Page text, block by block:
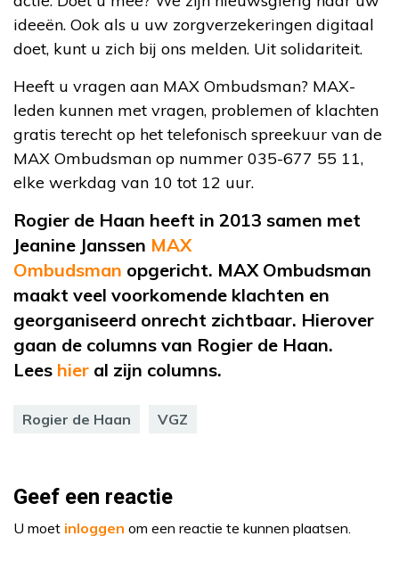
ideeën. Ook als u uw zorgverzekeringen digitaal
doet, kunt u zich bij ons melden. Uit solidariteit.
Heeft u vragen aan MAX Ombudsman? MAX-
leden kunnen met vragen, problemen of klachten
gratis terecht op het telefonisch spreekuur van de
MAX Ombudsman op nummer 035-677 55 11,
elke werkdag van 10 tot 12 uur.
Rogier de Haan heeft in 2013 samen met
Jeanine Janssen MAX
Ombudsman opgericht. MAX Ombudsman
maakt veel voorkomende klachten en
georganiseerd onrecht zichtbaar. Hierover
gaan de columns van Rogier de Haan.
Lees hier al zijn columns.
Rogier de Haan VGZ
Geef een reactie
U moet inloggen om een reactie te kunnen plaatsen.